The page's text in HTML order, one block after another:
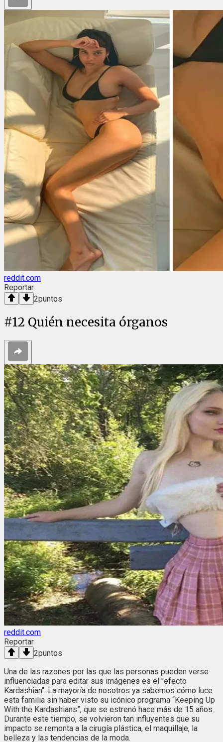
reddit.com
Reportar
2puntos
#12 Quién necesita órganos
reddit.com
Reportar
2puntos
Una de las razones por las que las personas pueden verse
influenciadas para editar sus imágenes es el "efecto
Kardashian". La mayoría de nosotros ya sabemos cómo luce
esta familia sin haber visto su icónico programa “Keeping Up
With the Kardashians”, que se estrenó hace más de 15 años.
Durante este tiempo, se volvieron tan influyentes que su
impacto se remonta a la cirugía plástica, el maquillaje, la
belleza y las tendencias de la moda.